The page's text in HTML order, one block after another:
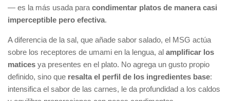
— es la más usada para condimentar platos de manera casi
imperceptible pero efectiva.
A diferencia de la sal, que añade sabor salado, el MSG actúa
sobre los receptores de umami en la lengua, al amplificar los
matices ya presentes en el plato. No agrega un gusto propio
definido, sino que resalta el perfil de los ingredientes base:
intensifica el sabor de las carnes, le da profundidad a los caldos